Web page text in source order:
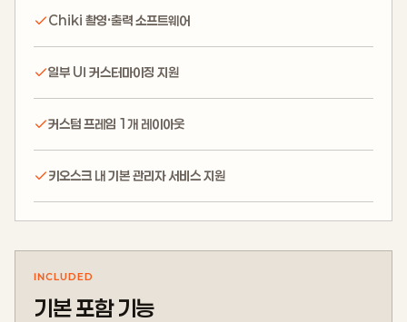
Chiki 촬영·출력 소프트웨어
일부 UI 커스터마이징 지원
커스텀 프레임 1개 레이아웃
키오스크 내 기본 관리자 서비스 지원
INCLUDED
기본 포함 기능